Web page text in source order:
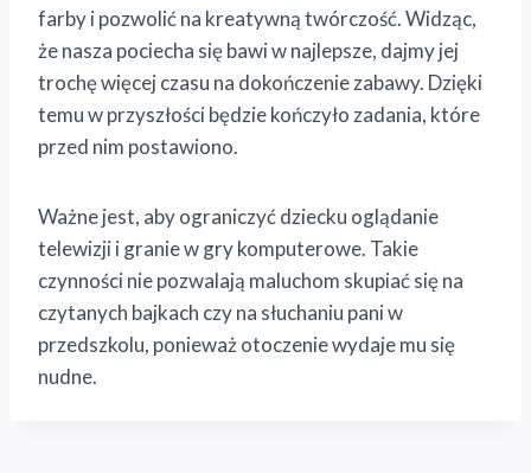
farby i pozwolić na kreatywną twórczość. Widząc,
że nasza pociecha się bawi w najlepsze, dajmy jej
trochę więcej czasu na dokończenie zabawy. Dzięki
temu w przyszłości będzie kończyło zadania, które
przed nim postawiono.
Ważne jest, aby ograniczyć dziecku oglądanie
telewizji i granie w gry komputerowe. Takie
czynności nie pozwalają maluchom skupiać się na
czytanych bajkach czy na słuchaniu pani w
przedszkolu, ponieważ otoczenie wydaje mu się
nudne.